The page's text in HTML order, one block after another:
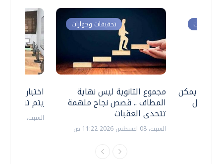
اختبارات
يتم
السبت، 18 يوليو 2026 09:22 ص
تحقيقات وحوارات
مجموع الثانوية ليس نهاية
المطاف .. قصص نجاح ملهمة
تتحدى العقبات
السبت، 08 اغسطس 2026 11:22 ص
وحوارات
.. هل يمكن
نتعامل